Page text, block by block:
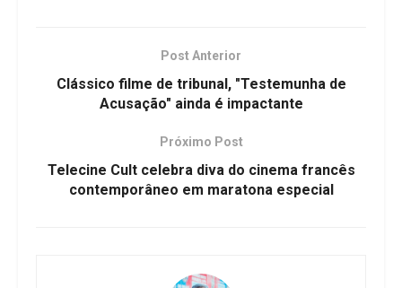
Post Anterior
Clássico filme de tribunal, "Testemunha de
Acusação" ainda é impactante
Próximo Post
Telecine Cult celebra diva do cinema francês
contemporâneo em maratona especial